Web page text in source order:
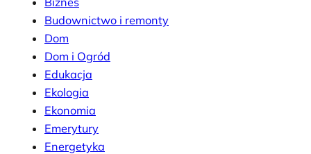
Budownictwo i remonty
Dom
Dom i Ogród
Edukacja
Ekologia
Ekonomia
Emerytury
Energetyka